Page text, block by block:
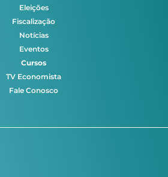
Eleições
Fiscalização
Notícias
Eventos
Cursos
TV Economista
Fale Conosco